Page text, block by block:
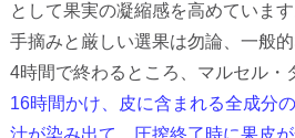
として果実の凝縮感を高めています
手摘みと厳しい選果は勿論、一般
4時間で終わるところ、マルセル・
16時間かけ、皮に含まれる全成分